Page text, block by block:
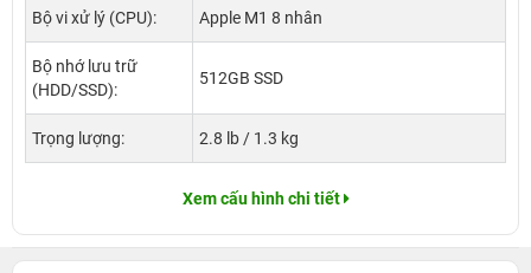
Bộ vi xử lý (CPU): Apple M1 8 nhân
Bộ nhớ lưu trữ
(HDD/SSD):
512GB SSD
Trọng lượng: 2.8 lb / 1.3 kg
Xem cấu hình chi tiết